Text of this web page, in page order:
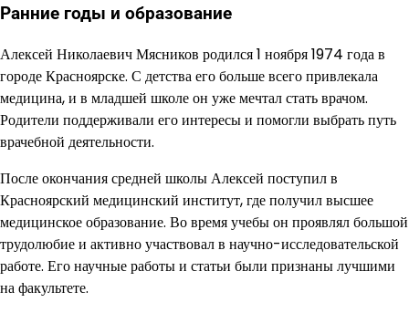
Ранние годы и образование
Алексей Николаевич Мясников родился 1 ноября 1974 года в
городе Красноярске. С детства его больше всего привлекала
медицина, и в младшей школе он уже мечтал стать врачом.
Родители поддерживали его интересы и помогли выбрать путь
врачебной деятельности.
После окончания средней школы Алексей поступил в
Красноярский медицинский институт, где получил высшее
медицинское образование. Во время учебы он проявлял большой
трудолюбие и активно участвовал в научно-исследовательской
работе. Его научные работы и статьи были признаны лучшими
на факультете.